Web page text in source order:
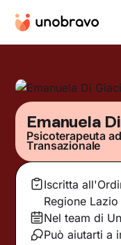
Emanuela
Psicoterapeuta
Transazionale
Iscritta
Regione Lazio
Nel team di
Può aiutarti a